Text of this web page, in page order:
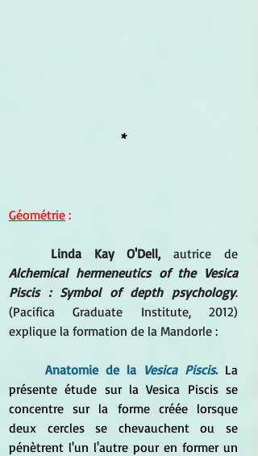
*
Géométrie :
Linda Kay O'Dell, autrice de
Alchemical hermeneutics of the Vesica
Piscis : Symbol of depth psychology.
(Pacifica Graduate Institute, 2012)
explique la formation de la Mandorle :
Anatomie de la Vesica Piscis. La
présente étude sur la Vesica Piscis se
concentre sur la forme créée lorsque
deux cercles se chevauchent ou se
pénètrent l'un l'autre pour en former un